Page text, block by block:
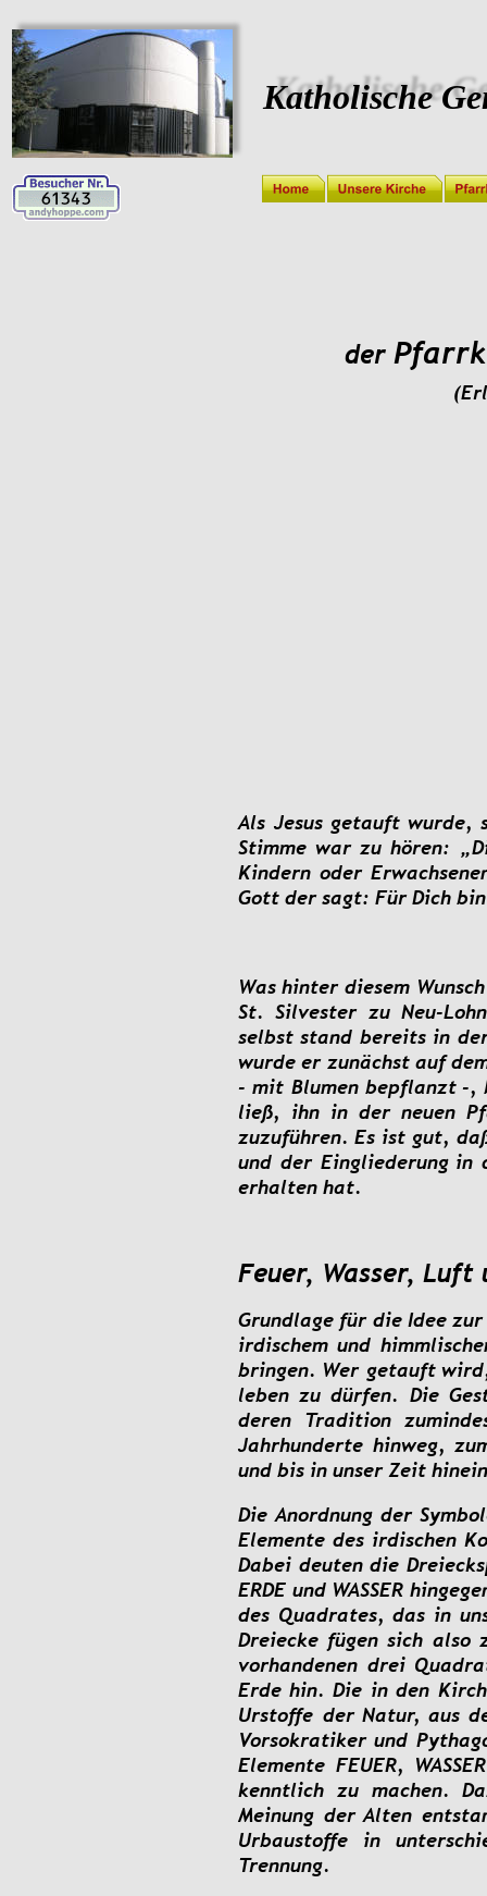
der
Als Jesus getauft wurde,
Stimme war zu hören:
Kindern oder
Gott der sagt: Für Dich
Was hinter diesem Wunsch
St. Silvester zu Neu-
selbst stand bereits in
wurde er zunächst auf
- mit Blumen bepflanzt -,
ließ, ihn in der neuen
zuzuführen. Es ist gut,
und der Eingliederung in
erhalten hat.
Feuer, Wasser, Luft
Grundlage für die Idee zur
irdischem und
bringen. Wer getauft
leben zu dürfen. Die
deren Tradition
Jahrhunderte hinweg,
und bis in unser Zeit
Die Anordnung der
Elemente des irdischen
Dabei deuten die
ERDE und WASSER
des Quadrates, das in
Dreiecke fügen sich also
vorhandenen drei
Erde hin. Die in den
Urstoffe der Natur, aus
Vorsokratiker und
Elemente FEUER,
kenntlich zu machen.
Meinung der Alten
Urbaustoffe
in
Trennung.
Katholische